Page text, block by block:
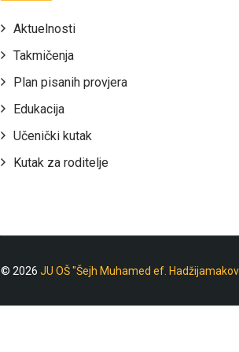
Aktuelnosti
Takmičenja
Plan pisanih provjera
Edukacija
Učenički kutak
Kutak za roditelje
© 2026 JU OŠ "Šejh Muhamed ef.